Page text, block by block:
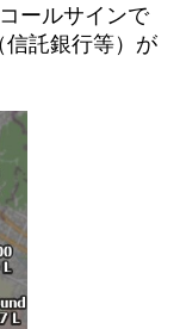
ールサインで
信託銀行等）が